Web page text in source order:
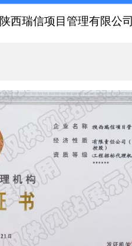
陕西瑞信项目管理有限公司